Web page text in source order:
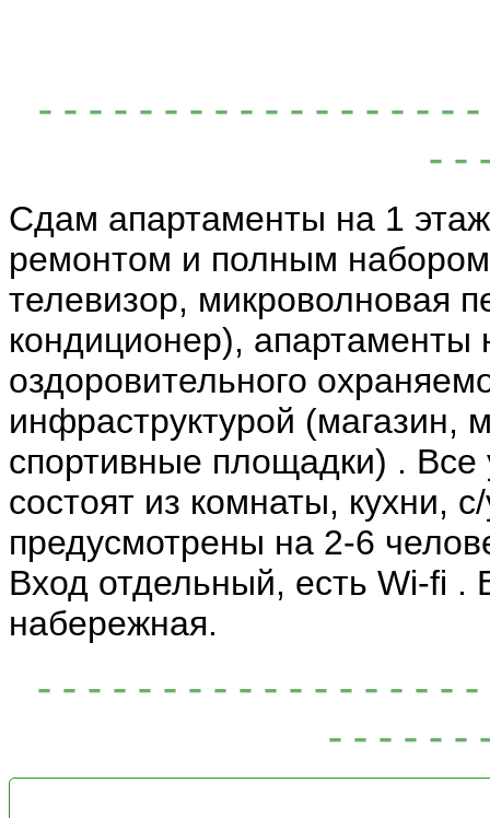
- - - - - - - - - - - - - - - - -
- -
Сдам апартаменты на 1
ремонтом и полным
телевизор, микроволновая
кондиционер), апартаменты
оздоровительного
инфраструктурой (магазин,
спортивные площадки) . Все
состоят из комнаты, кухни,
предусмотрены на 2-6
Вход отдельный, есть Wi-fi .
набережная.
- - - - - - - - - - - - - - - - -
- - - - - -